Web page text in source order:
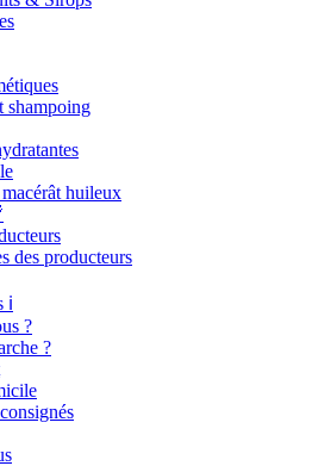
shampoing
huileux
des producteurs
?
?